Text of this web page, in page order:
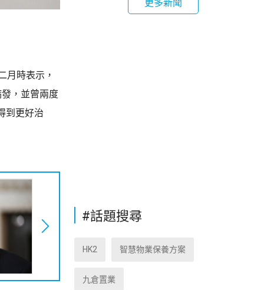
月時表示，
，並曾兩度
到更好治
更多新聞
#話題搜尋
HK2 智慧物業保養方案
九倉置業